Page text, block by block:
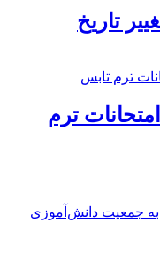
تاریخ
ترم